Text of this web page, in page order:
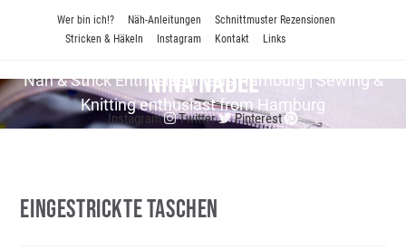
Wer bin ich!? Näh-Anleitungen
Schnittmuster Rezensionen
Stricken & Häkeln
Instagram Kontakt Links
Nina Nadel
Näh & Strick En­thu­si­as­tin aus Hamburg | Sewing &
Knitting enthusiast from Hamburg
Instagram Twitter Pinterest
Eingestrickte Taschen